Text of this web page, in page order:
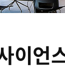
이언